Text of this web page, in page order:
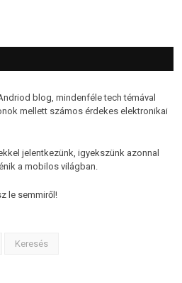
blog, mindenféle tech témával
mellett számos érdekes elektronikai
jelentkezünk, igyekszünk azonnal
a mobilos világban.
le semmiről!